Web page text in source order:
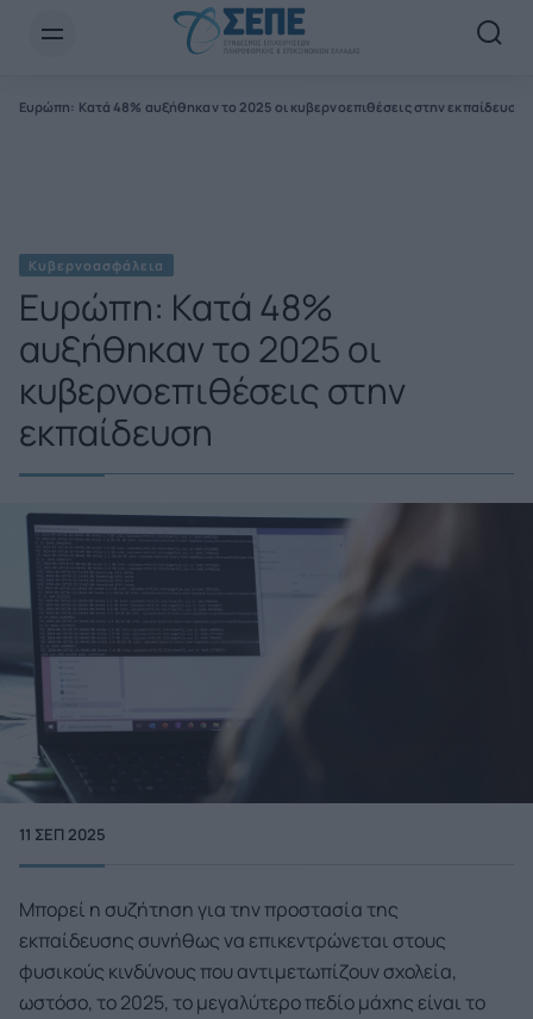
Ευρώπη: Κατά 48% αυξήθηκαν το 2025 οι κυβερνοεπιθέσεις στην εκπαίδευση
Κυβερνοασφάλεια
Ευρώπη: Κατά 48%
αυξήθηκαν το 2025 οι
κυβερνοεπιθέσεις στην
εκπαίδευση
11 ΣΕΠ 2025
Μπορεί η συζήτηση για την προστασία της
εκπαίδευσης συνήθως να επικεντρώνεται στους
φυσικούς κινδύνους που αντιμετωπίζουν σχολεία,
ωστόσο, το 2025, το μεγαλύτερο πεδίο μάχης είναι το
Newsletter Email*